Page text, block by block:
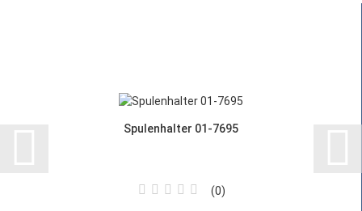
Spulenhalter 01-7695
0